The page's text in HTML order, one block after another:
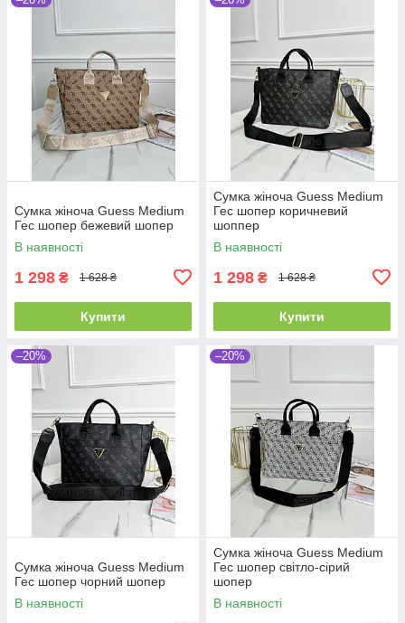
Сумка жіноча Guess Medium
Гес шопер бежевий шопер
В наявності
1 298 ₴ 1 628 ₴
Купити
Сумка жіноча Guess Medium
Гес шопер коричневий
шоппер
В наявності
1 298 ₴ 1 628 ₴
Купити
–20%
Сумка жіноча Guess Medium
Гес шопер чорний шопер
В наявності
–20%
Сумка жіноча Guess Medium
Гес шопер світло-сірий
шопер
В наявності